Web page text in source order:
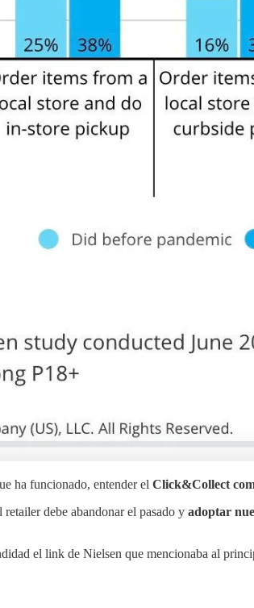
ha funcionado, entender el Click&Collect
debe abandonar el pasado y adoptar
el link de Nielsen que mencionaba al